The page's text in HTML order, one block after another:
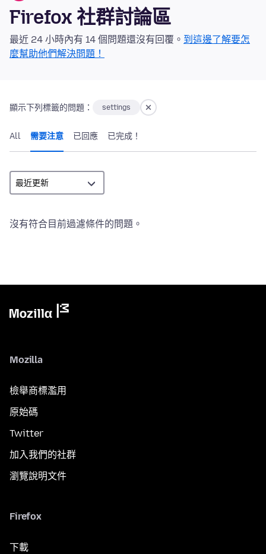
Firefox 社群討論區
最近 24 小時內有 14 個問題還沒有回覆。 到這邊了解要怎
麼幫助他們解決問題！
顯示下列標籤的問題： settings
All 需要注意 已回應 已完成！
沒有符合目前過濾條件的問題。
Mozilla
檢舉商標濫用
原始碼
Twitter
加入我們的社群
瀏覽說明文件
Firefox
下載